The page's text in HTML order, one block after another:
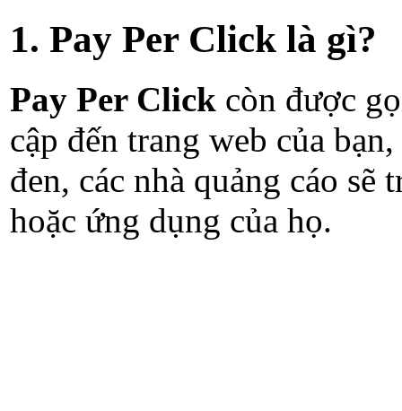
1. Pay Per Click là gì?
Pay Per Click còn được
cập đến trang web của
đen, các nhà quảng cáo
hoặc ứng dụng của họ.